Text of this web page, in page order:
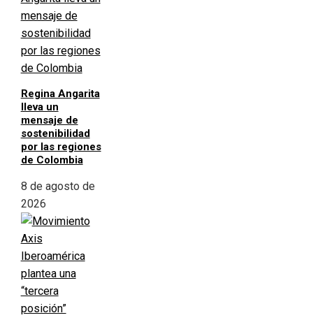
Regina Angarita
lleva un
mensaje de
sostenibilidad
por las regiones
de Colombia
8 de agosto de
2026